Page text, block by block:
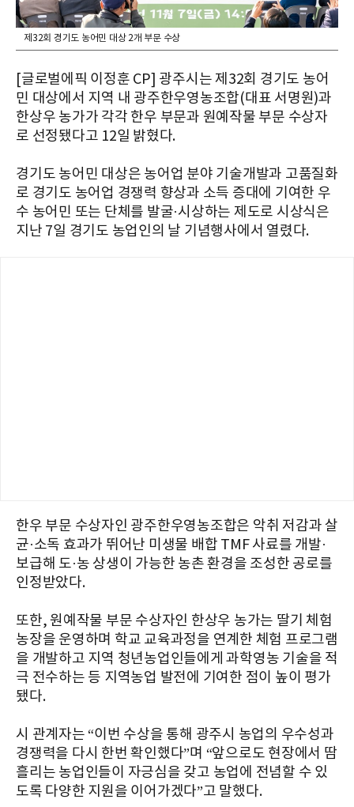
제32회 경기도 농어민 대상 2개 부문 수상
[글로벌에픽 이정훈 CP] 광주시는 제32회 경기도 농어
민 대상에서 지역 내 광주한우영농조합(대표 서명원)과
한상우 농가가 각각 한우 부문과 원예작물 부문 수상자
로 선정됐다고 12일 밝혔다.
경기도 농어민 대상은 농어업 분야 기술개발과 고품질화
로 경기도 농어업 경쟁력 향상과 소득 증대에 기여한 우
수 농어민 또는 단체를 발굴·시상하는 제도로 시상식은
지난 7일 경기도 농업인의 날 기념행사에서 열렸다.
한우 부문 수상자인 광주한우영농조합은 악취 저감과 살
균·소독 효과가 뛰어난 미생물 배합 TMF 사료를 개발·
보급해 도·농 상생이 가능한 농촌 환경을 조성한 공로를
인정받았다.
또한, 원예작물 부문 수상자인 한상우 농가는 딸기 체험
농장을 운영하며 학교 교육과정을 연계한 체험 프로그램
을 개발하고 지역 청년농업인들에게 과학영농 기술을 적
극 전수하는 등 지역농업 발전에 기여한 점이 높이 평가
됐다.
시 관계자는 “이번 수상을 통해 광주시 농업의 우수성과
경쟁력을 다시 한번 확인했다”며 “앞으로도 현장에서 땀
흘리는 농업인들이 자긍심을 갖고 농업에 전념할 수 있
도록 다양한 지원을 이어가겠다”고 말했다.